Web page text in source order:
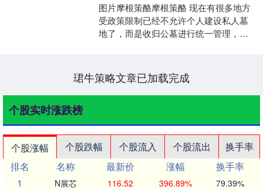
图片摩根策酪摩根策酪 现在有很多地方
受政策限制已经不允许个人建设私人墓
地了，而是收归公墓进行统一管理，普
珺牛策略文章已加载完成
个股实时涨跌榜
个股涨幅 个股跌幅 个股流入 个股流出
换手率
排名
名称 最新价 涨幅
换手率
1
N展芯 116.52 396.89% 79.39%